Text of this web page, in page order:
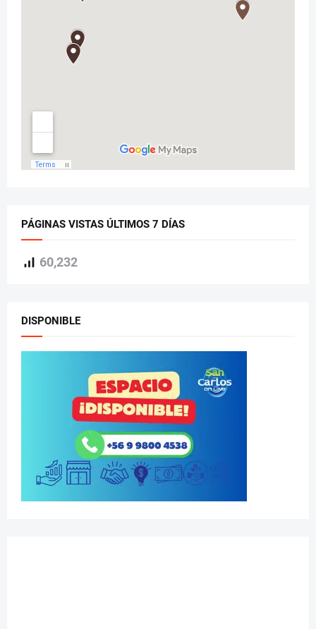
PÁGINAS VISTAS ÚLTIMOS 7 DÍAS
60,232
DISPONIBLE